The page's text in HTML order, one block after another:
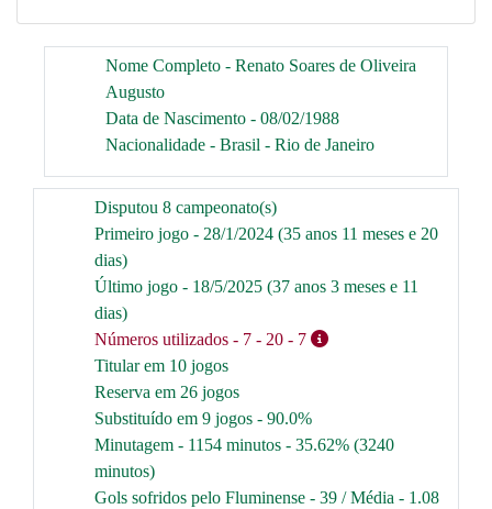
Nome Completo - Renato Soares de Oliveira
Augusto
Data de Nascimento - 08/02/1988
Nacionalidade - Brasil - Rio de Janeiro
Disputou 8 campeonato(s)
Primeiro jogo - 28/1/2024 (35 anos 11 meses e 20
dias)
Último jogo - 18/5/2025 (37 anos 3 meses e 11
dias)
Números utilizados - 7 - 20 - 7
Titular em 10 jogos
Reserva em 26 jogos
Substituído em 9 jogos - 90.0%
Minutagem - 1154 minutos - 35.62% (3240
minutos)
Gols sofridos pelo Fluminense - 39 / Média - 1.08